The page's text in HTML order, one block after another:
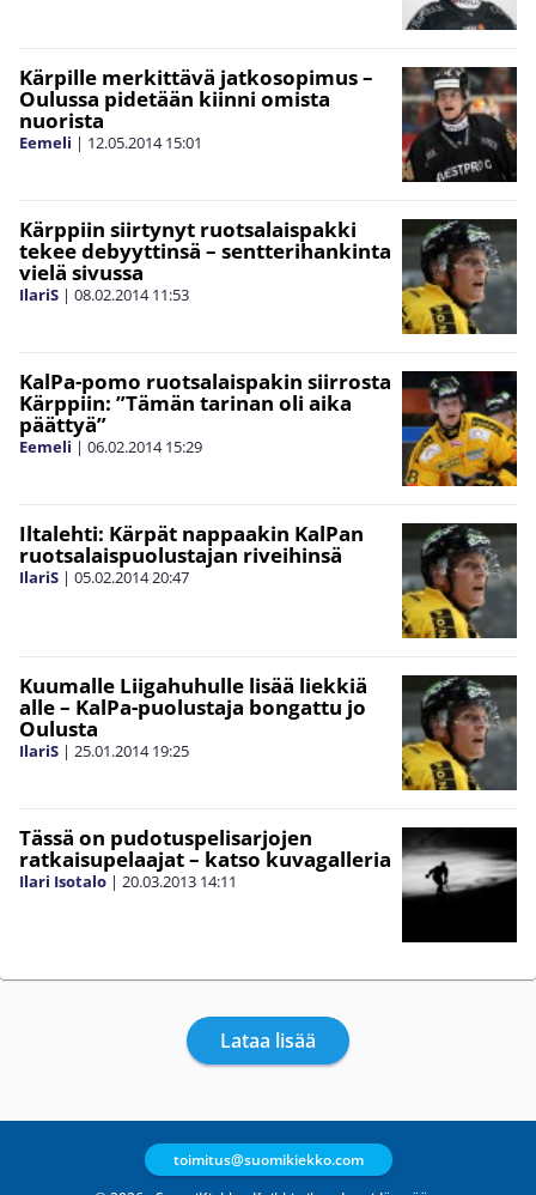
Kärpille merkittävä jatkosopimus –
Oulussa pidetään kiinni omista
nuorista
Eemeli | 12.05.2014 15:01
Kärppiin siirtynyt ruotsalaispakki
tekee debyyttinsä – sentterihankinta
vielä sivussa
IlariS | 08.02.2014 11:53
KalPa-pomo ruotsalaispakin siirrosta
Kärppiin: ”Tämän tarinan oli aika
päättyä”
Eemeli | 06.02.2014 15:29
Iltalehti: Kärpät nappaakin KalPan
ruotsalaispuolustajan riveihinsä
IlariS | 05.02.201420:47
Kuumalle Liigahuhulle lisää liekkiä
alle – KalPa-puolustaja bongattu jo
Oulusta
IlariS | 25.01.2014 19:25
Tässä on pudotuspelisarjojen
ratkaisupelaajat – katso kuvagalleria
Ilari Isotalo | 20.03.2013 14:11
Lataa lisää
toimitus@suomikiekko.com